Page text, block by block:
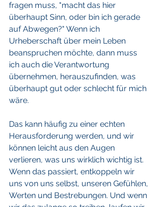
fragen muss, "macht das hier
überhaupt Sinn, oder bin ich gerade
auf Abwegen?" Wenn ich
Urheberschaft über mein Leben
beanspruchen möchte, dann muss
ich auch die Verantwortung
übernehmen, herauszufinden, was
überhaupt gut oder schlecht für mich
wäre.
Das kann häufig zu einer echten
Herausforderung werden, und wir
können leicht aus den Augen
verlieren, was uns wirklich wichtig ist.
Wenn das passiert, entkoppeln wir
uns von uns selbst, unseren Gefühlen,
Werten und Bestrebungen. Und wenn